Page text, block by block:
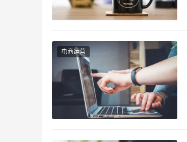
电商运营